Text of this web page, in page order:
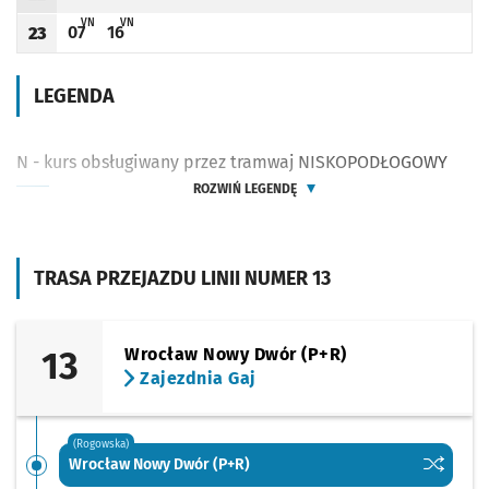
TRASA PRZEJAZDU LINII NUMER 13
13
Wrocław Nowy Dwór (P+R)
Zajezdnia Gaj
(Rogowska)
Wrocław Nowy Dwór (P+R) Sprawdź
Wrocław
Godzina odjazdu
Odjazd
minut po godzinie 22
Odjazd
minut po godzinie 22
Odjazd
minut po godzinie 22
Godzina odjazdu
23
Odjazd
07
minut po godzinie 23
VN V - ZJAZD DO ZAJEZDNI GAJ PRZY UL. ŚLĘŻNEJ (DO PRZYST. RYNEK PO TRASIE);
Odjazd
16
minut po godzinie 23
VN
LEGENDA
N - kurs obsługiwany przez tramwaj NISKOPODŁOGOWY
ROZWIŃ LEGENDĘ